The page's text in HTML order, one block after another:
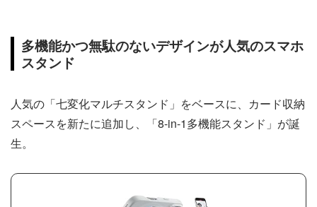
多機能かつ無駄のないデザインが人気のスマホ
スタンド
人気の「七変化マルチスタンド」をベースに、カード収納
スペースを新たに追加し、「8-in-1多機能スタンド」が誕
生。